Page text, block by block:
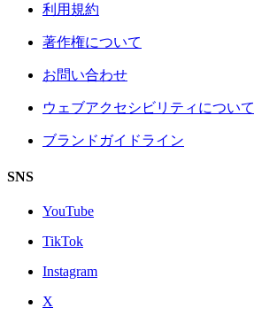
利用規約
著作権について
お問い合わせ
ウェブアクセシビリティについて
ブランドガイドライン
SNS
YouTube
TikTok
Instagram
X